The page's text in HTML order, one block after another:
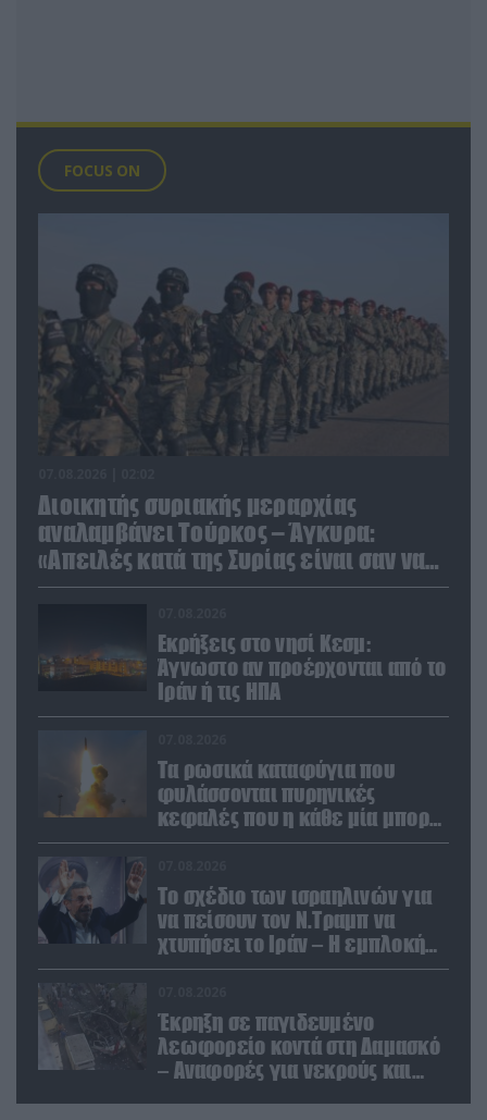
FOCUS ON
Διοικητής συριακής μεραρχίας
αναλαμβάνει Τούρκος – Άγκυρα:
«Απειλές κατά της Συρίας είναι σαν να
απειλούν εμάς»
Εκρήξεις στο νησί Κεσμ:
Άγνωστο αν προέρχονται από το
Ιράν ή τις ΗΠΑ
Τα ρωσικά καταφύγια που
φυλάσσονται πυρηνικές
κεφαλές που η κάθε μία μπορεί
να καταστρέψει «μία
Το σχέδιο των ισραηλινών για
να πείσουν τον Ν.Τραμπ να
χτυπήσει το Ιράν – Η εμπλοκή
του Μ.Αχμαντινετζάντ
Έκρηξη σε παγιδευμένο
λεωφορείο κοντά στη Δαμασκό
– Αναφορές για νεκρούς και